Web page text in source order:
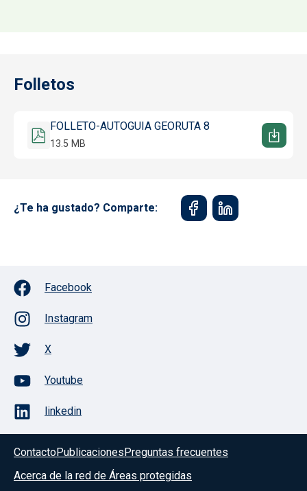
Folletos
Documento
FOLLETO-AUTOGUIA GEORUTA 8
13.5 MB
¿Te ha gustado? Comparte:
Facebook
Instagram
X
Youtube
linkedin
ContactoPublicacionesPreguntas frecuentes
Acerca de la red de Áreas protegidas